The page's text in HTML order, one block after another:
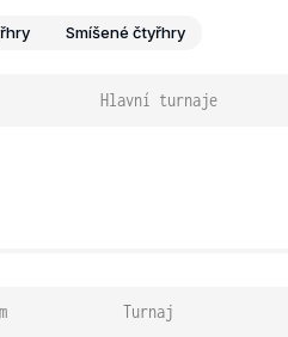
Smíšené čtyřhry
Hlavní turnaje
Turnaj